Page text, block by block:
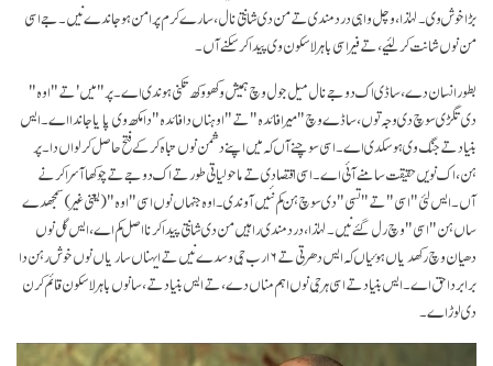
بڑا خوش وی۔ لہٰذا، وچل واہی درد مندی تے من دی شانتی نال، سارے کرم پر امن ہو جاندے نیں۔ جے اسی
من نوں شانت کر لئیے، تے فیر اسی باہرلا سکون وی پیدا کر سکنے آں۔
بطور انسان دے، ساڈی اک دوجے نال میل جول وچ ہمیش وکھو وکھ تکنی ہوندی اے۔ پر "میں' تے "اوہ"
دی تگڑی سوچ دی وجہ توں، ساڈے وچ "میرا فائدہ" تے "اوہناں دا فائدہ" دا مکھ وی پایا جاندا اے۔ ایس
بنیاد تے جنگ وی ہو سکدی اے۔ اسی سوچنے آں کہ میں اپنے دشمن نوں تباہ کر کے فتح حاصل کر لواں دا۔ پر
ہن، اک نویں حقیقت سامنے آئی اے۔ اسی اقتصادی تے ماحولیاتی طور تے اک دوجے تے چوکھا آسرا کرنے
آں۔ ایس لئی "اسی" تے "تسی" دی سوچ ہن کم نئیں آوندی۔ اوہ جنہاں نوں اسی "اوہ" (یعنی غیر) سمجھدے
ساں ہن "اسی" وچ رل گئے نیں۔ لہٰذا، درد مندی راہیں من دی شانتی پیدا کرنا اصل کم اے، ایس گل نوں
دھیان وچ رکھدیاں ہوئیاں کہ ایس دھرتی تے ۶ ارب جی وسدے نیں تے ایہناں ساریاں نوں خوش رہن دا
برابر دا حق اے۔ ایس بنیاد تے اسی ہر جی نوں اہم مناں دے، تے ایس بنیاد تے، سانوں باہرلا سکون قائم کرن
دی لوڑ اے۔